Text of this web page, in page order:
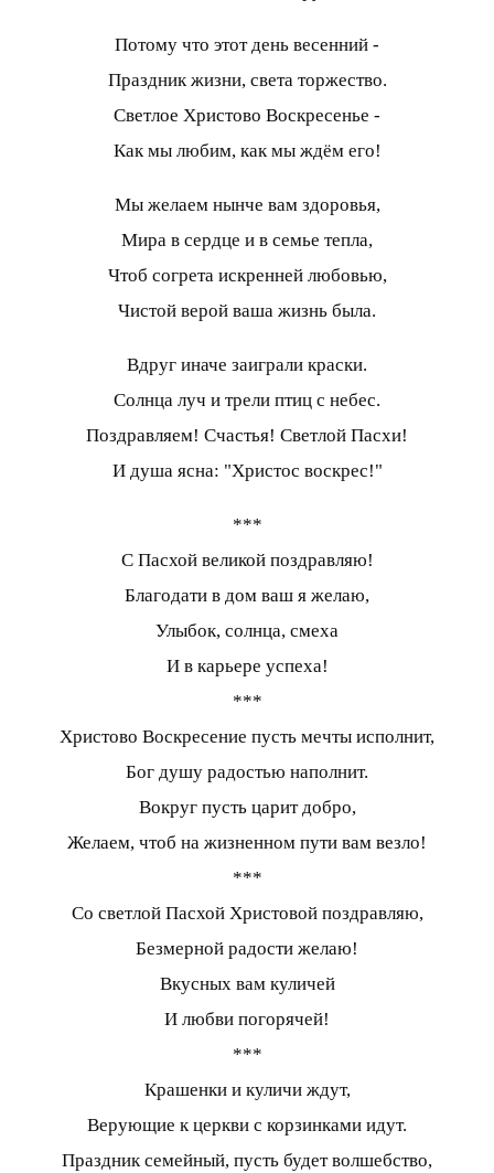
Потому что этот день весенний -
Праздник жизни, света торжество.
Светлое Христово Воскресенье -
Как мы любим, как мы ждём его!
Мы желаем нынче вам здоровья,
Мира в сердце и в семье тепла,
Чтоб согрета искренней любовью,
Чистой верой ваша жизнь была.
Вдруг иначе заиграли краски.
Солнца луч и трели птиц с небес.
Поздравляем! Счастья! Светлой Пасхи!
И душа ясна: "Христос воскрес!"
***
С Пасхой великой поздравляю!
Благодати в дом ваш я желаю,
Улыбок, солнца, смеха
И в карьере успеха!
***
Христово Воскресение пусть мечты исполнит,
Бог душу радостью наполнит.
Вокруг пусть царит добро,
Желаем, чтоб на жизненном пути вам везло!
***
Со светлой Пасхой Христовой поздравляю,
Безмерной радости желаю!
Вкусных вам куличей
И любви погорячей!
***
Крашенки и куличи ждут,
Верующие к церкви с корзинками идут.
Праздник семейный, пусть будет волшебство,